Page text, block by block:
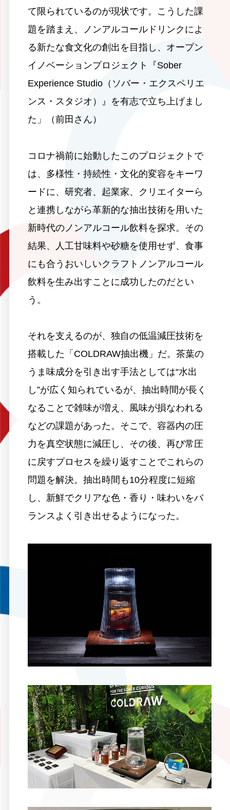
て限られているのが現状です。こうした課
題を踏まえ、ノンアルコールドリンクによ
る新たな食文化の創出を目指し、オープン
イノベーションプロジェクト『Sober
Experience Studio（ソバー・エクスペリエ
ンス・スタジオ）』を有志で立ち上げまし
た」（前田さん）
コロナ禍前に始動したこのプロジェクトで
は、多様性・持続性・文化的変容をキーワ
ードに、研究者、起業家、クリエイターら
と連携しながら革新的な抽出技術を用いた
新時代のノンアルコール飲料を探求。その
結果、人工甘味料や砂糖を使用せず、食事
にも合うおいしいクラフトノンアルコール
飲料を生み出すことに成功したのだとい
う。
それを支えるのが、独自の低温減圧技術を
搭載した「COLDRAW抽出機」だ。茶葉の
うま味成分を引き出す手法としては“水出
し”が広く知られているが、抽出時間が長く
なることで雑味が増え、風味が損なわれる
などの課題があった。そこで、容器内の圧
力を真空状態に減圧し、その後、再び常圧
に戻すプロセスを繰り返すことでこれらの
問題を解決。抽出時間も10分程度に短縮
し、新鮮でクリアな色・香り・味わいをバ
ランスよく引き出せるようになった。